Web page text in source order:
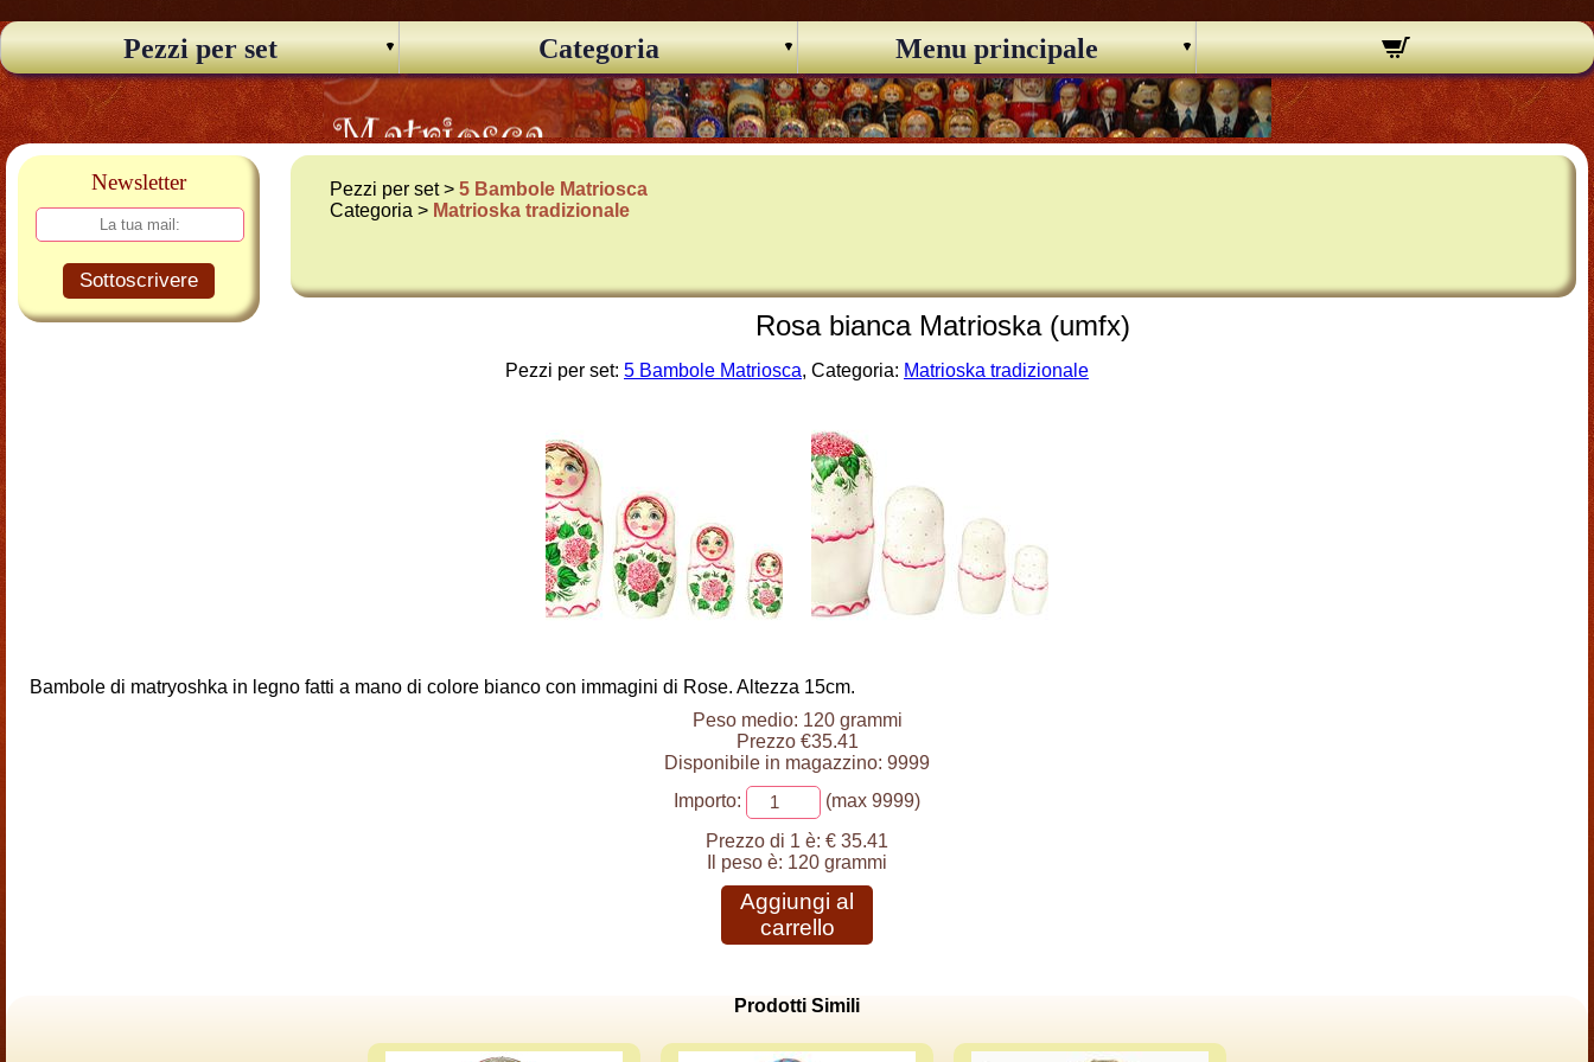
Pezzi per set Categoria Menu principale
Newsletter
Sottoscrivere
Pezzi per set >5 Bambole Matriosca
Categoria > Matrioska tradizionale
Rosa bianca Matrioska (umfx)
Pezzi per set: 5 Bambole Matriosca, Categoria: Matrioska tradizionale
Bambole di matryoshka in legno fatti a mano di colore bianco con immagini di Rose. Altezza 15cm.
Peso medio: 120 grammi
Prezzo €35.41
Disponibile in magazzino: 9999
Importo:
(max 9999)
Prezzo di 1 è: € 35.41
Il peso è: 120 grammi
Aggiungi al
carrello
Prodotti Simili